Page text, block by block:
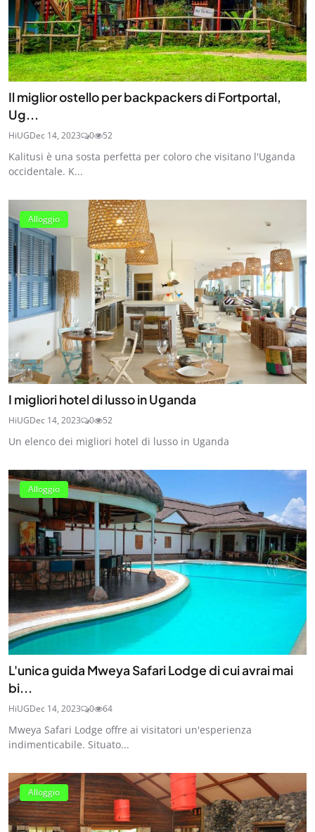
Il miglior ostello per backpackers di Fortportal,
Ug...
HiUGDec 14, 2023 0 52
Kalitusi è una sosta perfetta per coloro che visitano l'Uganda
occidentale. K...
Alloggio
I migliori hotel di lusso in Uganda
HiUGDec 14, 2023 0 52
Un elenco dei migliori hotel di lusso in Uganda
Alloggio
L'unica guida Mweya Safari Lodge di cui avrai mai
bi...
HiUGDec 14, 2023 0 64
Mweya Safari Lodge offre ai visitatori un'esperienza
indimenticabile. Situato...
Alloggio